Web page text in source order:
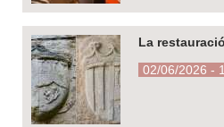
La
02/06/2026 -